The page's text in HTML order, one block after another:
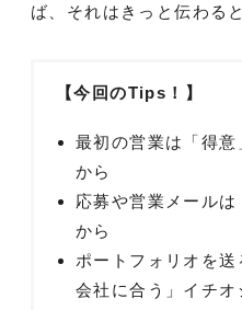
ば、それはきっと伝わる
【今回のTips！】
最初の営業は「得
から
応募や営業メール
から
ポートフォリオを
会社に合う」イチオ